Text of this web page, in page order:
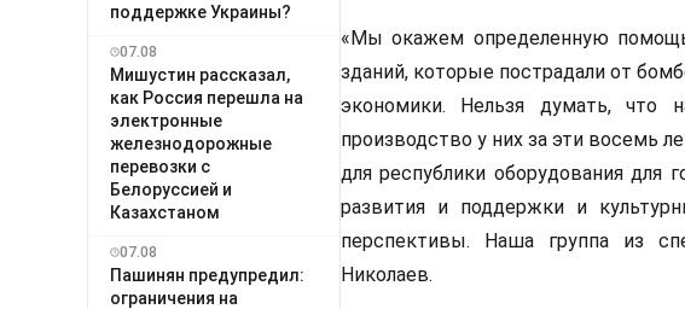
поддержке Украины?
07.08
Мишустин рассказал,
как Россия перешла на
электронные
железнодорожные
перевозки с
Белоруссией и
Казахстаном
07.08
Пашинян предупредил:
ограничения на
«Мы окажем определенную
зданий, которые пострадали от
экономики. Нельзя думать, что
производство у них за эти восемь
для республики оборудования
развития и поддержки и
перспективы. Наша группа из
Николаев.